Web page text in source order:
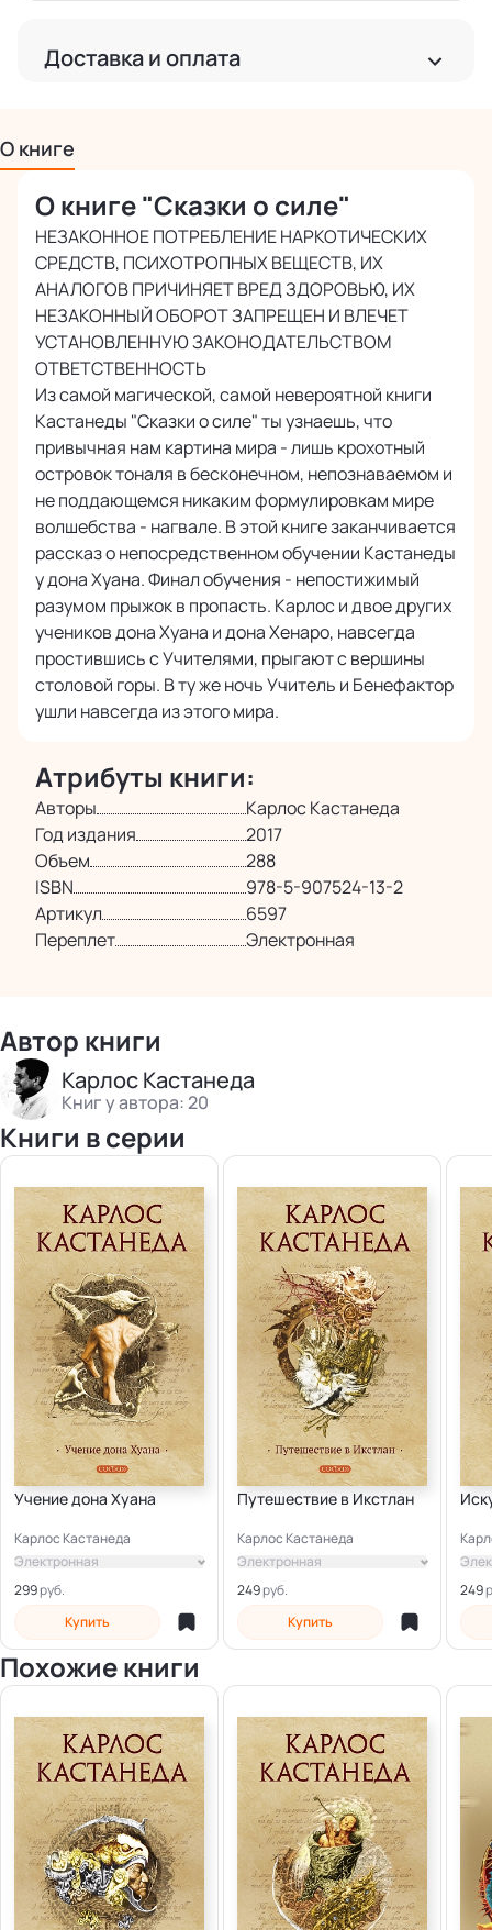
Доставка и оплата
Бесплатная доставка по РФ
Бесплатная доставка за рубеж от 2 000 руб.
Международная доставка почтой
Точная стоимость расчитывается при оформлении заказа
Оплата
Наличными или картой курьеру при получении
Безопасная оплата банковскими картами
онлайн
О книге
О книге "Сказки о силе"
НЕЗАКОННОЕ ПОТРЕБЛЕНИЕ НАРКОТИЧЕСКИХ
СРЕДСТВ, ПСИХОТРОПНЫХ ВЕЩЕСТВ, ИХ
АНАЛОГОВ ПРИЧИНЯЕТ ВРЕД ЗДОРОВЬЮ, ИХ
НЕЗАКОННЫЙ ОБОРОТ ЗАПРЕЩЕН И ВЛЕЧЕТ
УСТАНОВЛЕННУЮ ЗАКОНОДАТЕЛЬСТВОМ
ОТВЕТСТВЕННОСТЬ
Из самой магической, самой невероятной книги
Кастанеды "Сказки о силе" ты узнаешь, что
привычная нам картина мира - лишь крохотный
островок тоналя в бесконечном, непознаваемом и
не поддающемся никаким формулировкам мире
волшебства - нагвале. В этой книге заканчивается
рассказ о непосредственном обучении Кастанеды
у дона Хуана. Финал обучения - непостижимый
разумом прыжок в пропасть. Карлос и двое других
учеников дона Хуана и дона Хенаро, навсегда
простившись с Учителями, прыгают с вершины
столовой горы. В ту же ночь Учитель и Бенефактор
ушли навсегда из этого мира.
Атрибуты книги:
Авторы
Карлос Кастанеда
Год издания
2017
Объем
288
ISBN
978-5-907524-13-2
Артикул
6597
Переплет
Электронная
Автор книги
Карлос Кастанеда
Книг у автора: 20
Книги в серии
Учение дона Хуана
Карлос Кастанеда
299
Электронная
Купить
Путешествие в Икстлан
Карлос Кастанеда
249
Электронная
Купить
249
Похожие книги